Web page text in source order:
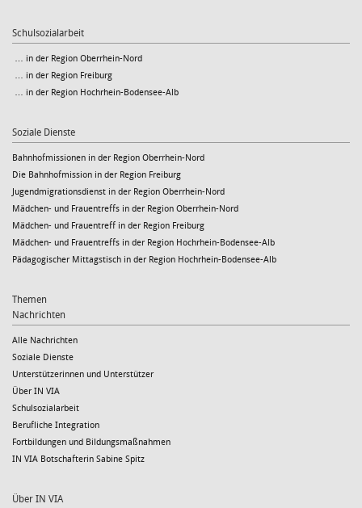
Schulsozialarbeit
… in der Region Oberrhein-Nord
… in der Region Freiburg
… in der Region Hochrhein-Bodensee-Alb
Soziale Dienste
Bahnhofmissionen in der Region Oberrhein-Nord
Die Bahnhofmission in der Region Freiburg
Jugendmigrationsdienst in der Region Oberrhein-Nord
Mädchen- und Frauentreffs in der Region Oberrhein-Nord
Mädchen- und Frauentreff in der Region Freiburg
Mädchen- und Frauentreffs in der Region Hochrhein-Bodensee-Alb
Pädagogischer Mittagstisch in der Region Hochrhein-Bodensee-Alb
Themen
Nachrichten
Alle Nachrichten
Soziale Dienste
Unterstützerinnen und Unterstützer
Über IN VIA
Schulsozialarbeit
Berufliche Integration
Fortbildungen und Bildungsmaßnahmen
IN VIA Botschafterin Sabine Spitz
Über IN VIA